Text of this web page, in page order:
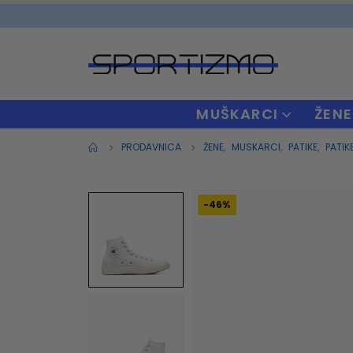
MUŠKARCI ŽENE
PRODAVNICA ŽENE, MUSKARCI, PATIKE,
-46%